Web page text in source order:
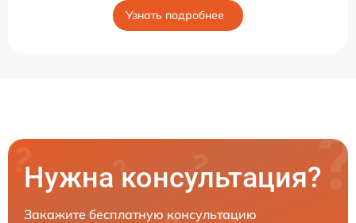
Узнать подробнее
Нужна консультация?
Закажите бесплатную консультацию